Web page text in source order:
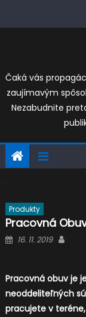
Čaká vás
zaujímavým
Nezabudnite
Produkty
Pracovná
Posted
16. 11. 2019
Pracovná obuv je
neoddeliteľných
pracujete v